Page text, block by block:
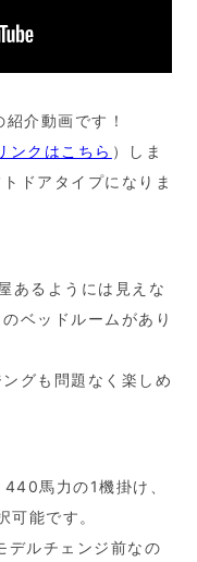
介動画です！
ンクはこちら ）しま
ドアタイプになりま
あるようには見えな
ベッドルームがあり
グも問題なく楽しめ
馬力の1機掛け、
能です。
ルチェンジ前なの